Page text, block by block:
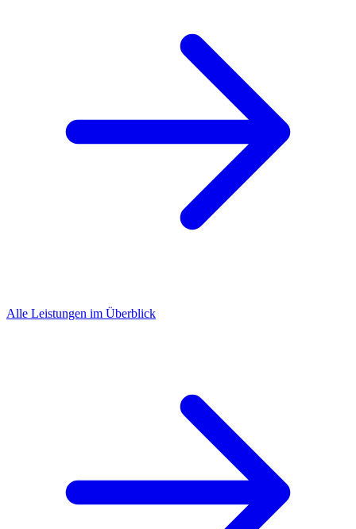
Alle Leistungen im Überblick